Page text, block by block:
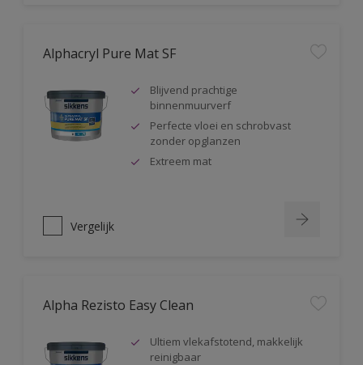
Alphacryl Pure Mat SF
Blijvend prachtige
binnenmuurverf
Perfecte vloei en schrobvast
zonder opglanzen
Extreem mat
Vergelijk
Alpha Rezisto Easy Clean
Ultiem vlekafstotend, makkelijk
reinigbaar